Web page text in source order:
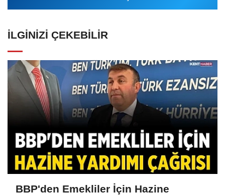
İLGINIZI ÇEKEBILIR
BBP'den Emekliler İçin Hazine